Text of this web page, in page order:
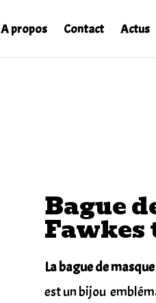
A propos Contact Actus
Bague
Fawkes
La bague de
est un bijou